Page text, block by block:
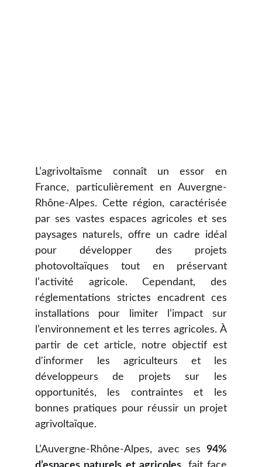
L’agrivoltaïsme connaît un essor en
France, particulièrement en Auvergne-
Rhône-Alpes. Cette région, caractérisée
par ses vastes espaces agricoles et ses
paysages naturels, offre un cadre idéal
pour développer des projets
photovoltaïques tout en préservant
l’activité agricole. Cependant, des
réglementations strictes encadrent ces
installations pour limiter l’impact sur
l’environnement et les terres agricoles. À
partir de cet article, notre objectif est
d'informer les agriculteurs et les
développeurs de projets sur les
opportunités, les contraintes et les
bonnes pratiques pour réussir un projet
agrivoltaïque.
L’Auvergne-Rhône-Alpes, avec ses 94%